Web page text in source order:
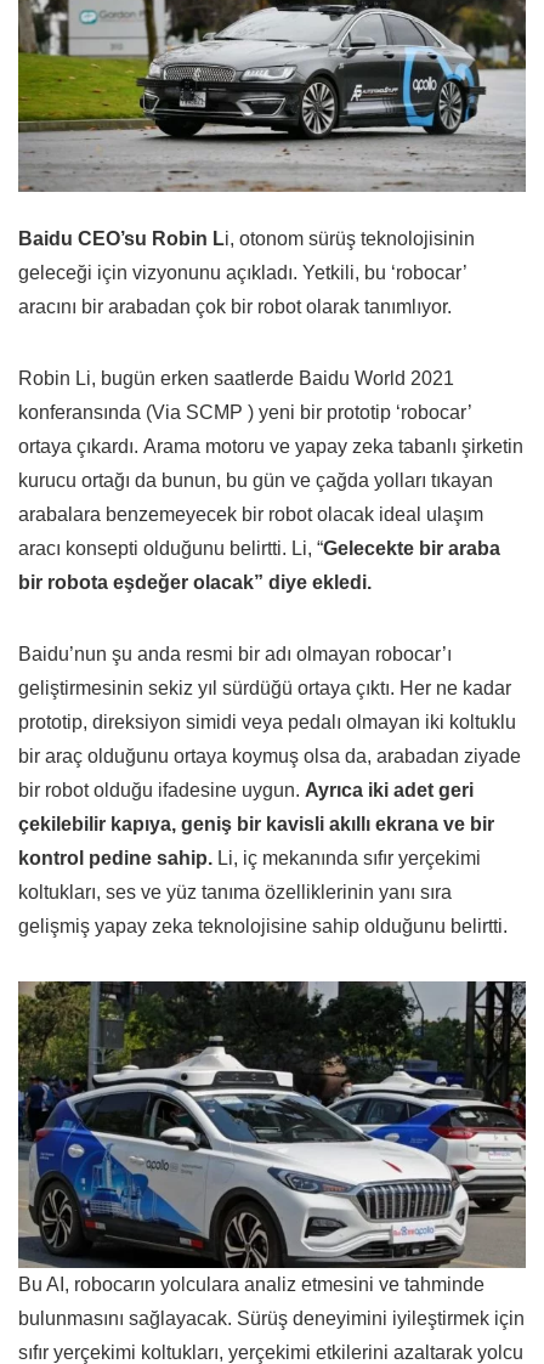
Baidu CEO’su Robin Li, otonom sürüş teknolojisinin
geleceği için vizyonunu açıkladı. Yetkili, bu ‘robocar’
aracını bir arabadan çok bir robot olarak tanımlıyor.
Robin Li, bugün erken saatlerde Baidu World 2021
konferansında (Via SCMP ) yeni bir prototip ‘robocar’
ortaya çıkardı. Arama motoru ve yapay zeka tabanlı şirketin
kurucu ortağı da bunun, bu gün ve çağda yolları tıkayan
arabalara benzemeyecek bir robot olacak ideal ulaşım
aracı konsepti olduğunu belirtti. Li, “Gelecekte bir araba
bir robota eşdeğer olacak” diye ekledi.
Baidu’nun şu anda resmi bir adı olmayan robocar’ı
geliştirmesinin sekiz yıl sürdüğü ortaya çıktı. Her ne kadar
prototip, direksiyon simidi veya pedalı olmayan iki koltuklu
bir araç olduğunu ortaya koymuş olsa da, arabadan ziyade
bir robot olduğu ifadesine uygun. Ayrıca iki adet geri
çekilebilir kapıya, geniş bir kavisli akıllı ekrana ve bir
kontrol pedine sahip. Li, iç mekanında sıfır yerçekimi
koltukları, ses ve yüz tanıma özelliklerinin yanı sıra
gelişmiş yapay zeka teknolojisine sahip olduğunu belirtti.
Bu AI, robocarın yolculara analiz etmesini ve tahminde
bulunmasını sağlayacak. Sürüş deneyimini iyileştirmek için
sıfır yerçekimi koltukları, yerçekimi etkilerini azaltarak yolcu